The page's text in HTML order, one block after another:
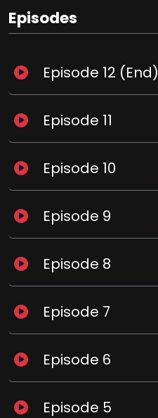
Episodes
Episode 12 (End)
Episode 11
Episode 10
Episode 9
Episode 8
Episode 7
Episode 6
Episode 5